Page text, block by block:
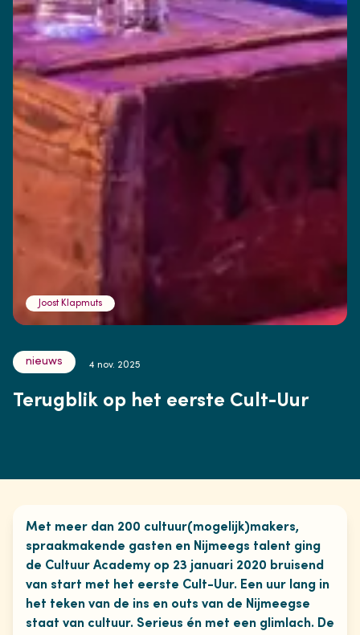
Joost Klapmuts
nieuws 4 nov. 2025
Terugblik op het eerste Cult-Uur
Met meer dan 200 cultuur(mogelijk)makers,
spraakmakende gasten en Nijmeegs talent ging
de Cultuur Academy op 23 januari 2020 bruisend
van start met het eerste Cult-Uur. Een uur lang in
het teken van de ins en outs van de Nijmeegse
staat van cultuur. Serieus én met een glimlach. De